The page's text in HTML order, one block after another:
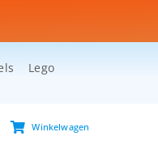
Lego
Winkelwagen